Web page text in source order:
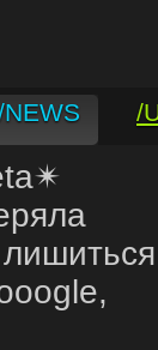
/
лишиться